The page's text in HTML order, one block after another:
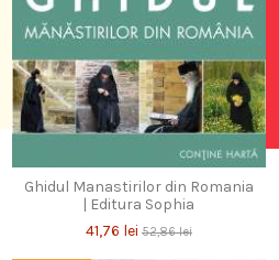
Ghidul Manastirilor din Romania
| Editura Sophia
41,76 lei 52,86 lei